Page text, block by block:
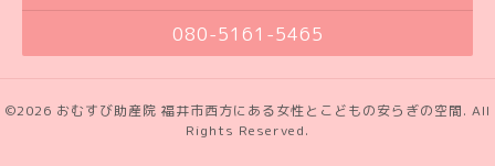
080-5161-5465
©2026 おむすび助産院 福井市西方にある女性とこどもの安らぎの空間. All
Rights Reserved.